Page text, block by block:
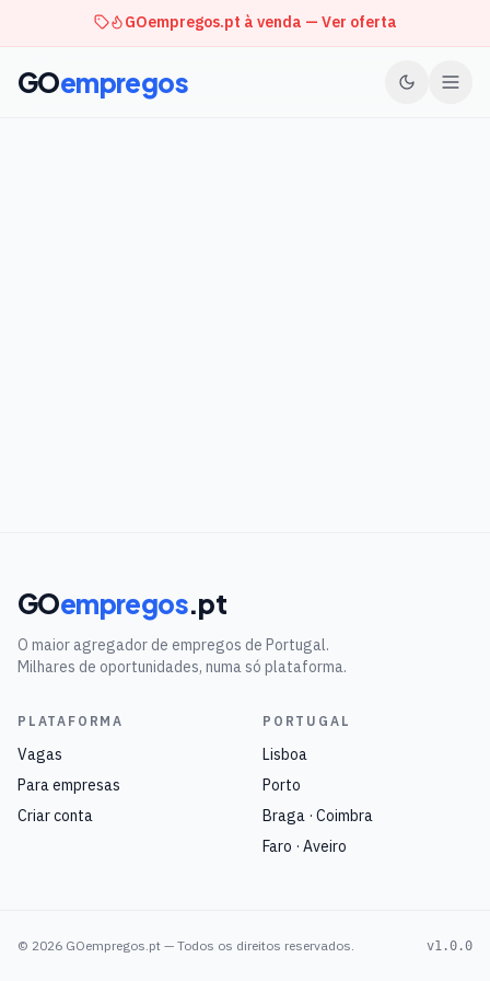
GOempregos.pt à venda — Ver oferta
GOempregos
GOempregos.pt
O maior agregador de empregos de Portugal.
Milhares de oportunidades, numa só plataforma.
PLATAFORMA
Vagas
Para empresas
Criar conta
PORTUGAL
Lisboa
Porto
Braga · Coimbra
Faro · Aveiro
© 2026 GOempregos.pt — Todos os direitos reservados. v1.0.0